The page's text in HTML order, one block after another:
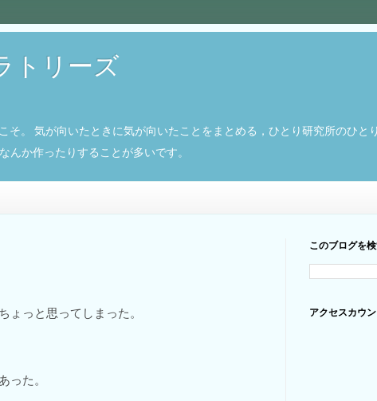
トリーズ
そ。 気が向いたときに気が向いたことをまとめる，ひとり研究所のひと
んか作ったりすることが多いです。
ょっと思ってしまった。
った。
このブログを
アクセスカウ